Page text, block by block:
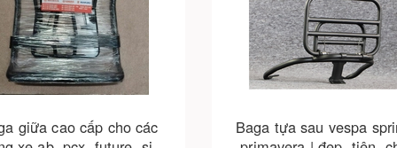
giữa cao cấp cho các
Cho vào giỏ hàng
Baga tựa sau vespa
Cho vào giỏ hàng